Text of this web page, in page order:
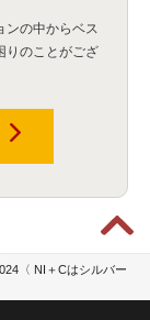
〈 NI＋Cはシルバー
ンの中からベス
りのことがござ